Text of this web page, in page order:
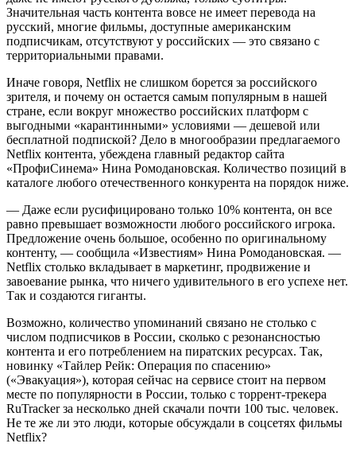
Значительная часть контента вовсе не имеет перевода на
русский, многие фильмы, доступные американским
подписчикам, отсутствуют у российских — это связано с
территориальными правами.
Иначе говоря, Netflix не слишком борется за российского
зрителя, и почему он остается самым популярным в нашей
стране, если вокруг множество российских платформ с
выгодными «карантинными» условиями — дешевой или
бесплатной подпиской? Дело в многообразии предлагаемого
Netflix контента, убеждена главный редактор сайта
«ПрофиСинема» Нина Ромодановская. Количество позиций в
каталоге любого отечественного конкурента на порядок ниже.
— Даже если русифицировано только 10% контента, он все
равно превышает возможности любого российского игрока.
Предложение очень большое, особенно по оригинальному
контенту, — сообщила «Известиям» Нина Ромодановская. —
Netflix столько вкладывает в маркетинг, продвижение и
завоевание рынка, что ничего удивительного в его успехе нет.
Так и создаются гиганты.
Возможно, количество упоминаний связано не столько с
числом подписчиков в России, сколько с резонансностью
контента и его потреблением на пиратских ресурсах. Так,
новинку «Тайлер Рейк: Операция по спасению»
(«Эвакуация»), которая сейчас на сервисе стоит на первом
месте по популярности в России, только с торрент-трекера
RuTracker за несколько дней скачали почти 100 тыс. человек.
Не те же ли это люди, которые обсуждали в соцсетях фильмы
Netflix?